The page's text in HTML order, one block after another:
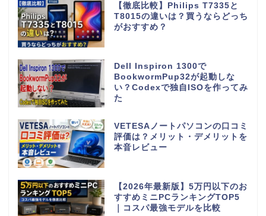
【徹底比較】Philips T7335と
T8015の違いは？買うならどっち
がおすすめ？
Dell Inspiron 1300で
BookwormPup32が起動しな
い？Codexで独自ISOを作ってみ
た
VETESAノートパソコンの口コミ
評価は？メリット・デメリットを
本音レビュー
【2026年最新版】5万円以下のお
すすめミニPCランキングTOP5
｜コスパ最強モデルを比較